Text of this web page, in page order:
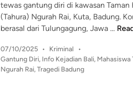
i
n
tewas gantung diri di kawasan Taman
(Tahura) Ngurah Rai, Kuta, Badung.
berasal dari Tulungagung, Jawa … M
a
07/10/2025 •
P
o
s
Kriminal
•
Gantung Diri, Info Kejadian Bali, Mahasiswa
Ngurah Rai,Tragedi Badung